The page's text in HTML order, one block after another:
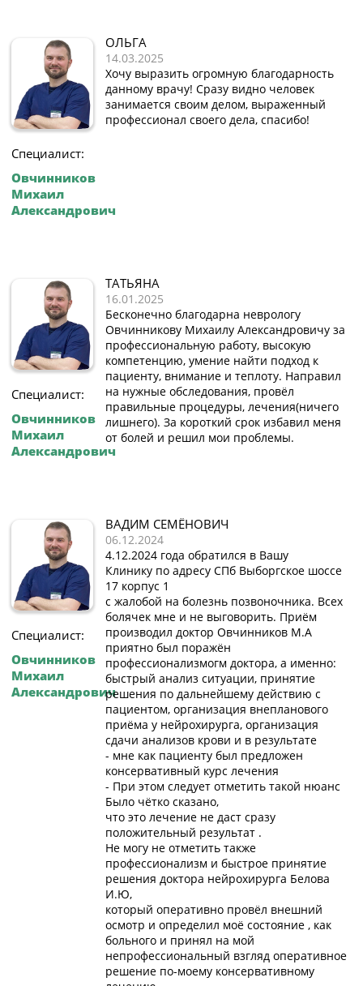
Специалист:
Овчинников
Михаил
Александрович
ОЛЬГА
14.03.2025
Хочу выразить огромную благодарность
данному врачу! Сразу видно человек
занимается своим делом, выраженный
профессионал своего дела, спасибо!
Специалист:
Овчинников
Михаил
Александрович
ТАТЬЯНА
16.01.2025
Бесконечно благодарна неврологу
Овчинникову Михаилу Александровичу за
профессиональную работу, высокую
компетенцию, умение найти подход к
пациенту, внимание и теплоту. Направил
на нужные обследования, провёл
правильные процедуры, лечения(ничего
лишнего). За короткий срок избавил меня
от болей и решил мои проблемы.
Специалист:
Овчинников
Михаил
Александрович
ВАДИМ СЕМЁНОВИЧ
06.12.2024
4.12.2024 года обратился в Вашу
Клинику по адресу СПб Выборгское шоссе
17 корпус 1
с жалобой на болезнь позвоночника. Всех
болячек мне и не выговорить. Приём
производил доктор Овчинников М.А
приятно был поражён
профессионализмогм доктора, а именно:
быстрый анализ ситуации, принятие
решения по дальнейшему действию с
пациентом, организация внепланового
приёма у нейрохирурга, организация
сдачи анализов крови и в результате
- мне как пациенту был предложен
консервативный курс лечения
- При этом следует отметить такой нюанс
Было чётко сказано,
что это лечение не даст сразу
положительный результат .
Не могу не отметить также
профессионализм и быстрое принятие
решения доктора нейрохирурга Белова
И.Ю,
который оперативно провёл внешний
осмотр и определил моё состояние , как
больного и принял на мой
непрофессиональный взгляд оперативное
решение по-моему консервативному